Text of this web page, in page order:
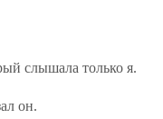
слышала только я.
он.